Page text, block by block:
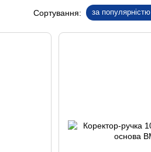
Сортування: за популярністю